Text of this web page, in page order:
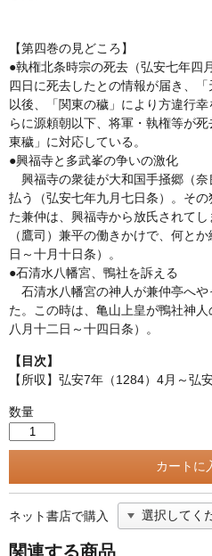
【第四巻の見どころ】
●執権北条時宗の死去（弘安七年四
四日に死去したとの情報が届き、
以後、「関東の穢」により方違行
らに源頼朝以下、将軍・執権等が
東穢」に対応している。
●興福寺と多武峯の争いの激化
興福寺の衆徒が大和国手掻郷（奈
払う（弘安七年九月七日条）。そ
た兼仲は、興福寺から放氏されて
（鷹司）兼平の働きかけで、何と
日～十月十日条）。
●石清水八幡宮、鴨社を訴える
石清水八幡宮の神人が兼仲亭へや
た。この時は、亀山上皇が鴨社神
八月十二日～十四日条）。
【目次】
【所収】弘安7年（1284）4月～弘
数量
ネット書店で購入
関連する商品